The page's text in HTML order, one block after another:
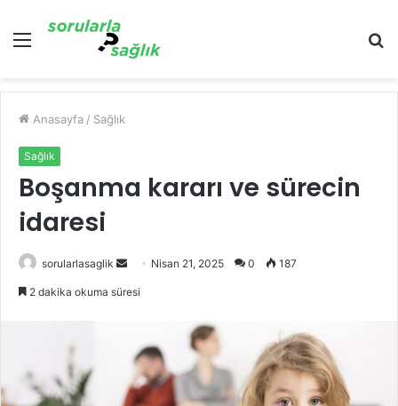
Menü
...
Anasayfa / Sağlık
Sağlık
Boşanma kararı ve sürecin
idaresi
sorularlasaglik
Bir
Nisan 21, 2025 0 187
2 dakika okuma süresi